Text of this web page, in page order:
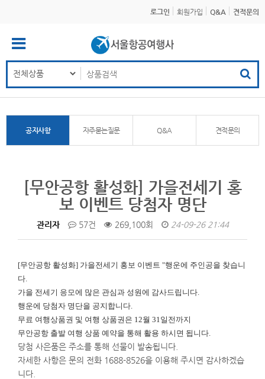
로그인 회원가입 Q&A 견적문의
공지사항 자주묻는질문 Q&A 견적문의
[무안공항 활성화] 가을전세기 홍
보 이벤트 당첨자 명단
관리자 57건 269,100회 24-09-26 21:44
[무안공항 활성화] 가을전세기 홍보 이벤트 "행운에 주인공을 찾습니
다.
가을 전세기 응모에 많은 관심과 성원에 감사드립니다.
행운에 당첨자 명단을 공지합니다.
무료 여행상품권 및 여행 상품권은 12월 31일전까지
무안공항 출발 여행 상품 예약을 통해 활용 하시면 됩니다.
당첨 사은품은 주소를 통해 선물이 발송됩니다.
자세한 사항은 문의 전화 1688-8526을 이용해 주시면 감사하겠습
니다.